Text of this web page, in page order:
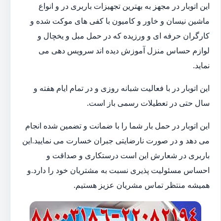
این اتوبار در مجهز به بهترین تجهیزات باربری در و انواع
ماشین نیسان و خاور و کامیون با کفی های موکت شده و
کارگران حرفه ای و ورزیده که در حمل مبل و یخچال و
لوازم حساس منزل آموزش دیده اند سرویس دهی می
نماید.
این اتوبار در با فعالیت شبانه روزی و در تمام ایام هفته و
سال حتی در تعطیلات رسمی باز است.
این اتوبار در حمل بار شما را با ضمانت و تضمین شده انجام
می دهد و در صورت نارضایتی جبران خسارت می نمایید.این
باربری در شعارش این است درستکاری و صداقت و
احساس مسئولیت پذیری نسبت به مشتریان خود را دارد.و
همیشه منتظر تماس مشریان عزیز هستیم.